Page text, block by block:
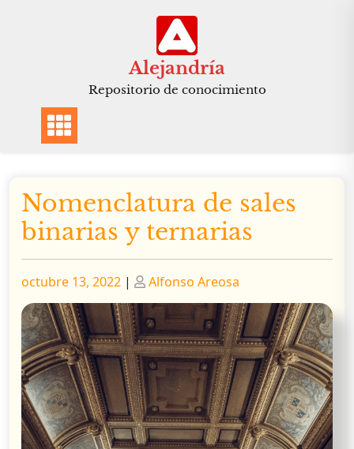
Alejandría
Repositorio de conocimiento
Nomenclatura de sales
binarias y ternarias
Publicado
octubre 13, 2022 | Publicado
Alfonso Areosa